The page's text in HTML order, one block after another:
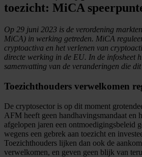
toezicht: MiCA
Op 29 juni 2023 is de verordening
MiCA) in werking getreden. MiCA
cryptoactiva en het verlenen van
directe werking in de EU. In de infosheet
samenvatting van de veranderingen die dit
Toezichthouders verwelkomen
De cryptosector is op dit moment
AFM heeft geen handhavingsmandaat en
afgelopen jaren een ontmoedigingsbeleid
wegens een gebrek aan toezicht en
Toezichthouders lijken dan ook de
verwelkomen, en geven geen blijk van